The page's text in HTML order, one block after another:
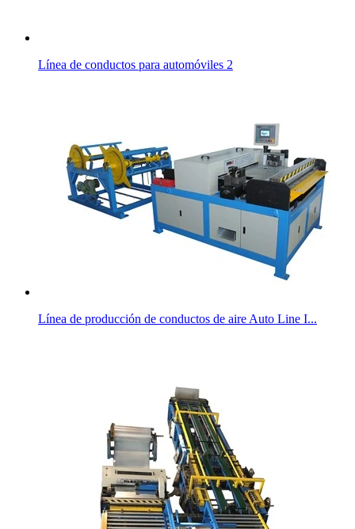
Línea de conductos para automóviles 2
Línea de producción de conductos de aire Auto Line I...